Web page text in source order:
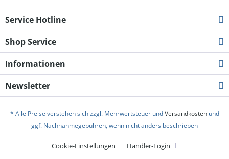
Service Hotline
Shop Service
Informationen
Newsletter
* Alle Preise verstehen sich zzgl. Mehrwertsteuer undVersandkostenund
ggf. Nachnahmegebühren, wenn nicht anders beschrieben
Cookie-Einstellungen
Händler-Login